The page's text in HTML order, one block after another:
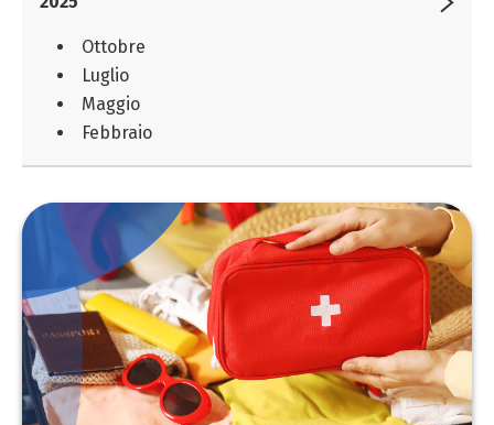
Ottobre
Luglio
Maggio
Febbraio